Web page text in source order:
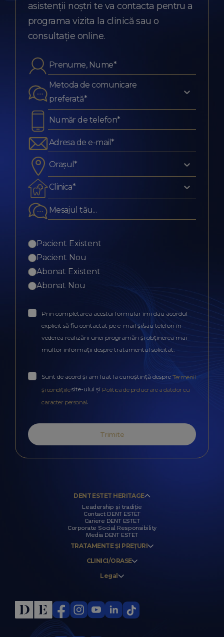
asistenții noștri te va contacta pentru a
programa vizita la clinică sau o
consultație online.
Metoda de comunicare
preferată*
Orașul*
Clinica*
Pacient Existent
Pacient Nou
Abonat Existent
Abonat Nou
Prin completarea acestui formular îmi dau acordul
explicit să fiu contactat pe e-mail și/sau telefon în
vederea realizării unei programări și obținerea mai
multor informații despre tratamentul solicitat.
Sunt de acord și am luat la cunoștință despre Termenii
și condițiilesite-ului și Politica de prelucrare a datelor cu
caracter personal.
Trimite
DENT ESTET HERITAGE
Leadership și tradiție
Contact DENT ESTET
Cariere DENT ESTET
Corporate Social Responsibility
Media DENT ESTET
TRATAMENTE ȘI PREȚURI
CLINICI/ORASE
Legal